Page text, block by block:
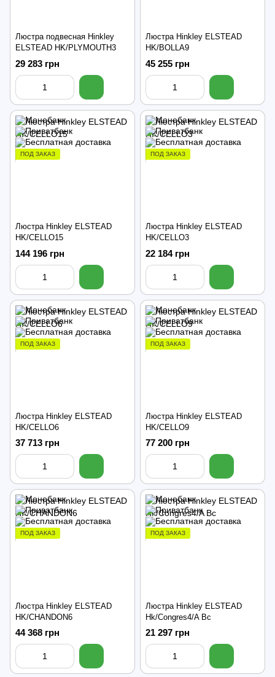
Люстра подвесная Hinkley
ELSTEAD HK/PLYMOUTH3
29 283 грн
Люстра Hinkley ELSTEAD
HK/BOLLA9
45 255 грн
ПОД ЗАКАЗ
Люстра Hinkley ELSTEAD
HK/CELLO15
144 196 грн
ПОД ЗАКАЗ
Люстра Hinkley ELSTEAD
HK/CELLO3
22 184 грн
ПОД ЗАКАЗ
Люстра Hinkley ELSTEAD
HK/CELLO6
37 713 грн
ПОД ЗАКАЗ
Люстра Hinkley ELSTEAD
HK/CELLO9
77 200 грн
ПОД ЗАКАЗ
Люстра Hinkley ELSTEAD
HK/CHANDON6
44 368 грн
ПОД ЗАКАЗ
Люстра Hinkley ELSTEAD
Hk/Congres4/A Bc
21 297 грн